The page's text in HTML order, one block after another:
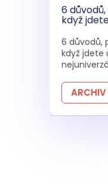
6
když
6 důvodů,
když jdete
ARCHIV